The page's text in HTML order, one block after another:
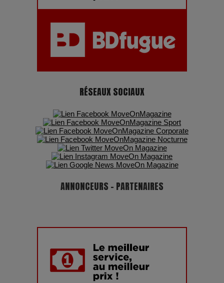
montagnes, une fête à ne pas manquer
RÉSEAUX SOCIAUX
ANNONCEURS - PARTENAIRES